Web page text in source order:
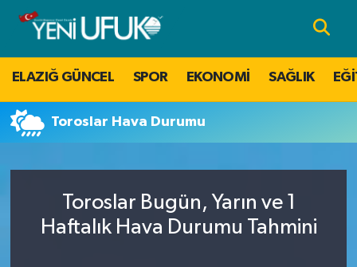
ELAZIĞ GÜNCEL SPOR EKONOMİ SAĞLIK
Toroslar Hava Durumu
Toroslar Bugün, Yarın ve 1
Haftalık Hava Durumu Tahmini
Nöbetçi Eczaneler
Hava Durumu
Namaz Vakitleri
Süper Lig Puan Durumu ve Fikstür